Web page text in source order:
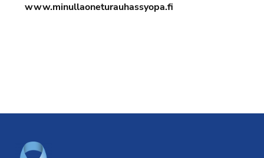
www.minullaoneturauhassyopa.fi